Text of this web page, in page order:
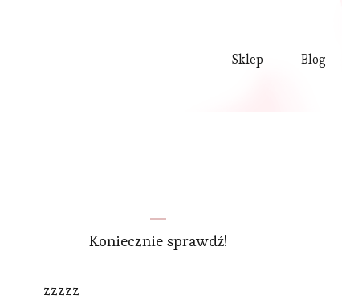
Sklep Blog
Koniecznie sprawdź!
zzzzz